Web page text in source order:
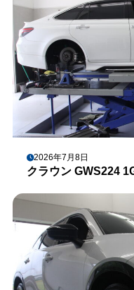
2026年7月8日
クラウン GWS224